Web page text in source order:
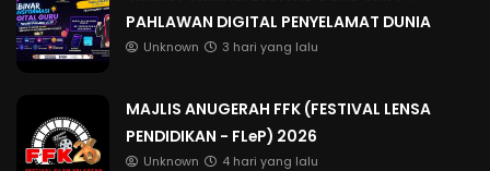
PAHLAWAN DIGITAL PENYELAMAT DUNIA
Unknown 3 hari yang lalu
MAJLIS ANUGERAH FFK (FESTIVAL LENSA
PENDIDIKAN - FLeP) 2026
Unknown 4 hari yang lalu